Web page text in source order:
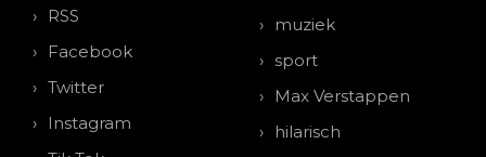
RSS
Facebook
Twitter
Instagram
muziek
sport
Max Verstappen
hilarisch